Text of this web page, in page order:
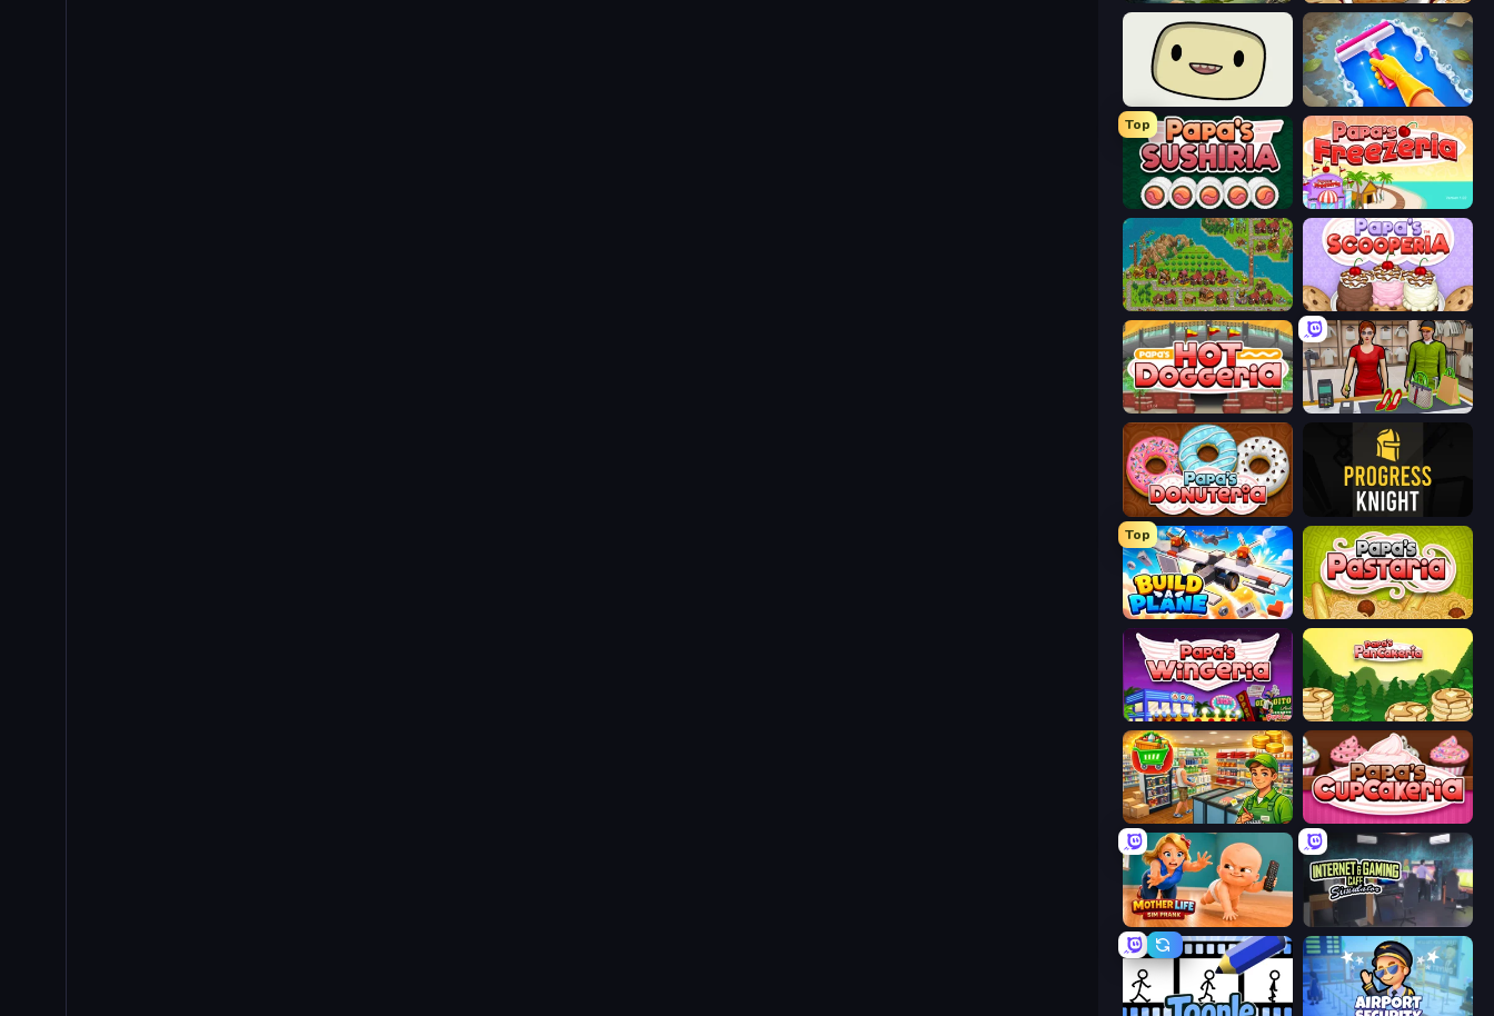
SuperWEIRD Hotel Rush: Merge Story
Top
Papa's Sushiria Papa's Freezeria
City Idle Papa's Scooperia
Papa's Hot Doggeria Shop Master 3D
Papa's Donuteria Progress Knight
Top
Build A Plane Papa's Pastaria
Papa's Wingeria Papa's Pancakeria
Supermarket Simulator: Desert Papas Cupcakeria
Mother Life Simulator: Prank